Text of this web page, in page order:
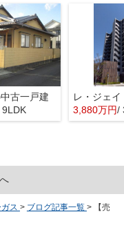
古一戸建
9LDK
レ・ジェ
3,880万円/
ス > ブログ記事一覧 >
【売